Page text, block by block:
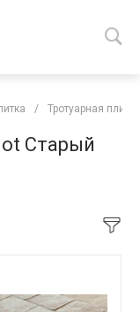
/ Тротуарная
Старый